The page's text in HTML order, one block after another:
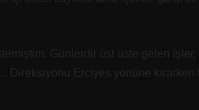
Günlerdir üst üste gelen
Direksiyonu Erciyes yönüne